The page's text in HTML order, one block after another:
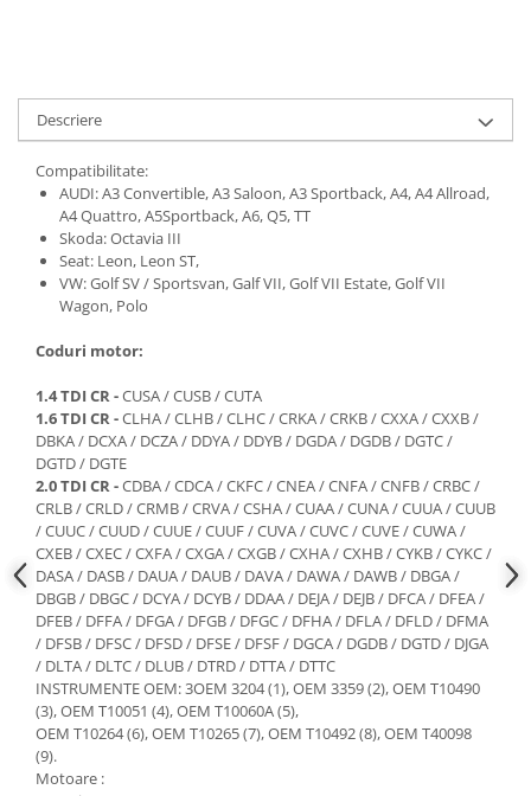
Pistoale aer cald
Pistoale de lipit
Polizoare unghiulare
Rindele
Slefuitoare electrice
Scule fixare distributie
Alfa romeo
Audi
Chevrolet
Chrysler
Citroen
Dacia
Fiat
Ford
Jaguar
Jeep
Lancia
Land Rover
Mazda
Mercedes
Mini
Descriere
Compatibilitate:
AUDI: A3 Convertible, A3 Saloon, A3 Sportback, A4, A4 Allroad,
A4 Quattro, A5Sportback, A6, Q5, TT
Skoda: Octavia III
Seat: Leon, Leon ST,
VW: Golf SV / Sportsvan, Galf VII, Golf VII Estate, Golf VII
Wagon, Polo
Coduri motor:
1.4 TDI CR -CUSA / CUSB / CUTA
1.6 TDI CR -CLHA / CLHB / CLHC / CRKA / CRKB / CXXA / CXXB /
DBKA / DCXA / DCZA / DDYA / DDYB / DGDA / DGDB / DGTC /
DGTD / DGTE
2.0 TDI CR -CDBA / CDCA / CKFC / CNEA / CNFA / CNFB / CRBC /
CRLB / CRLD / CRMB / CRVA / CSHA / CUAA / CUNA / CUUA / CUUB
/ CUUC / CUUD / CUUE / CUUF / CUVA / CUVC / CUVE / CUWA /
CXEB / CXEC / CXFA / CXGA / CXGB / CXHA / CXHB / CYKB / CYKC /
DASA / DASB / DAUA / DAUB / DAVA / DAWA / DAWB / DBGA /
DBGB / DBGC / DCYA / DCYB / DDAA / DEJA / DEJB / DFCA / DFEA /
DFEB / DFFA / DFGA / DFGB / DFGC / DFHA / DFLA / DFLD / DFMA
/ DFSB / DFSC / DFSD / DFSE / DFSF / DGCA / DGDB / DGTD / DJGA
/ DLTA / DLTC / DLUB / DTRD / DTTA / DTTC
INSTRUMENTE OEM: 3OEM 3204 (1), OEM 3359 (2), OEM T10490
(3), OEM T10051 (4), OEM T10060A (5),
OEM T10264 (6), OEM T10265 (7), OEM T10492 (8), OEM T40098
(9).
Motoare :